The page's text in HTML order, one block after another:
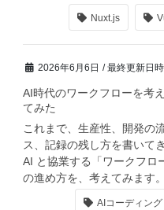
Nuxt.js
2026年6月6日 / 最終更新日
AI時代のワークフローを考え
てみた
これまで、生産性、開発の
ス、記録の残し方を書いて
AI と協業する「ワークフロ
の進め方を、考えてみます。
AIコーディング